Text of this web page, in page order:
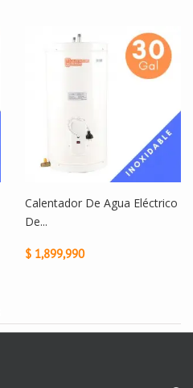
Calentador De Agua Eléctrico
De...
$ 1,899,990